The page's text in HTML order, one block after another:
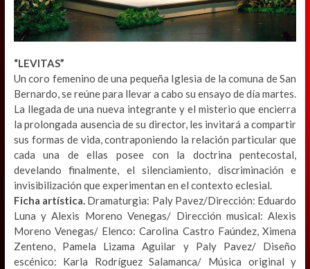
“LEVITAS”
Un coro femenino de una pequeña Iglesia de la comuna de San
Bernardo, se reúne para llevar a cabo su ensayo de día martes.
La llegada de una nueva integrante y el misterio que encierra
la prolongada ausencia de su director, les invitará a compartir
sus formas de vida, contraponiendo la relación particular que
cada una de ellas posee con la doctrina pentecostal,
develando finalmente, el silenciamiento, discriminación e
invisibilización que experimentan en el contexto eclesial.
Ficha artística. Dramaturgia: Paly Pavez/Dirección: Eduardo
Luna y Alexis Moreno Venegas/ Dirección musical: Alexis
Moreno Venegas/ Elenco: Carolina Castro Faúndez, Ximena
Zenteno, Pamela Lizama Aguilar y Paly Pavez/ Diseño
escénico: Karla Rodríguez Salamanca/ Música original y